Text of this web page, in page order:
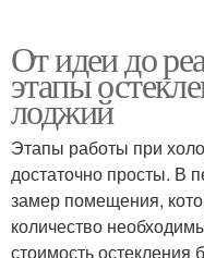
От идеи до
этапы
лоджий
Этапы работы при
достаточно просты. В
замер помещения,
количество
стоимость остекления